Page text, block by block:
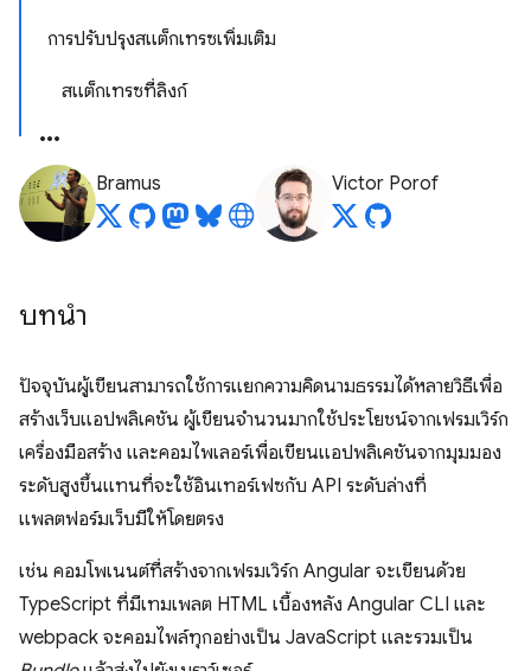
การปรับปรุงสแต็กเทรซเพิ่มเติม
สแต็กเทรซที่ลิงก์
Bramus Victor Porof
บทนำ
ปัจจุบันผู้เขียนสามารถใช้การแยกความคิดนามธรรมได้หลายวิธีเพื่อ
สร้างเว็บแอปพลิเคชัน ผู้เขียนจำนวนมากใช้ประโยชน์จากเฟรมเวิร์ก
เครื่องมือสร้าง และคอมไพเลอร์เพื่อเขียนแอปพลิเคชันจากมุมมอง
ระดับสูงขึ้นแทนที่จะใช้อินเทอร์เฟซกับ API ระดับล่างที่
แพลตฟอร์มเว็บมีให้โดยตรง
เช่น คอมโพเนนต์ที่สร้างจากเฟรมเวิร์ก Angular จะเขียนด้วย
TypeScript ที่มีเทมเพลต HTML เบื้องหลัง Angular CLI และ
webpack จะคอมไพล์ทุกอย่างเป็น JavaScript และรวมเป็น